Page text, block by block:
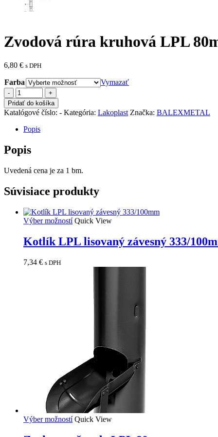
Zvodová rúra kruhová LPL
6,80 € s DPH
Farba
Vymazať
množstvo
Zvodová
rúra
kruhová
LPL
80mm
Pridať do košíka
Katalógové číslo: - Kategória: Lakoplast Značka: BALEXMETAL
Popis
Popis
Uvedená cena je za 1 bm.
Súvisiace produkty
Výber možností Quick View
Kotlík LPL lisovaný závesný 333/
7,34 € s DPH
Výber možností Quick View